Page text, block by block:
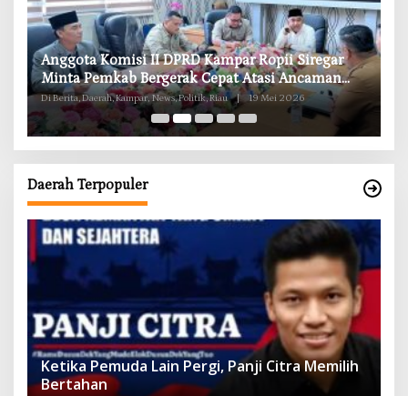
Anggota Komisi II DPRD Kampar Ropii Siregar
Minta Pemkab Bergerak Cepat Atasi Ancaman
Kekosongan Obat demi Wujudkan Kampar Dihati
Di Berita, Daerah, Kampar, News, Politik, Riau | 19 Mei 2026
Daerah Terpopuler
Ketika Pemuda Lain Pergi, Panji Citra Memilih
Bertahan